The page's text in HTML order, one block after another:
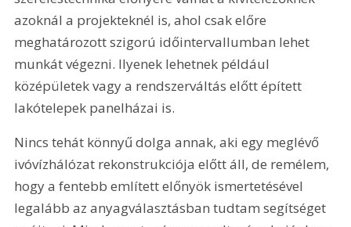
azoknál a projekteknél is, ahol csak előre
meghatározott szigorú időintervallumban lehet
munkát végezni. Ilyenek lehetnek például
középületek vagy a rendszerváltás előtt épített
lakótelepek panelházai is.
Nincs tehát könnyű dolga annak, aki egy meglévő
ivóvízhálózat rekonstrukciója előtt áll, de remélem,
hogy a fentebb említett előnyök ismertetésével
legalább az anyagválasztásban tudtam segítséget